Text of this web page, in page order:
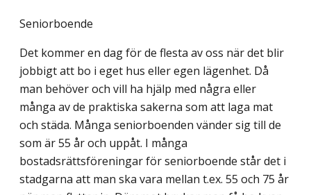
Seniorboende
Det kommer en dag för de flesta av oss när det blir
jobbigt att bo i eget hus eller egen lägenhet. Då
man behöver och vill ha hjälp med några eller
många av de praktiska sakerna som att laga mat
och städa. Många seniorboenden vänder sig till de
som är 55 år och uppåt. I många
bostadsrättsföreningar för seniorboende står det i
stadgarna att man ska vara mellan t.ex. 55 och 75 år